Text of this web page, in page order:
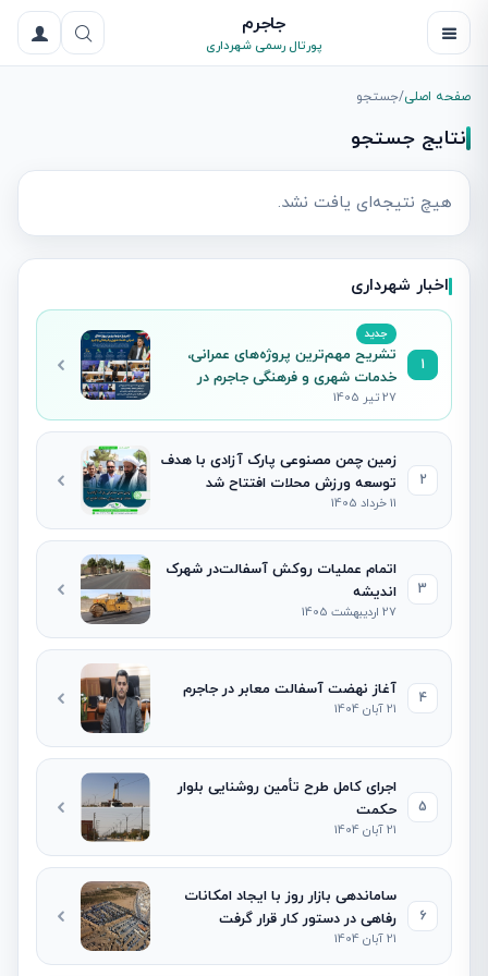
جاجرم
پورتال رسمی شهرداری
صفحه اصلی/جستجو
نتایج جستجو
هیچ نتیجه‌ای یافت نشد.
اخبار شهرداری
1
جدید
تشریح مهم‌ترین پروژه‌های عمرانی،
خدمات شهری و فرهنگی جاجرم در
نشست خبری شهردار
27 تیر 1405
2
زمین چمن مصنوعی پارک آزادی با هدف
توسعه ورزش محلات افتتاح شد
11 خرداد 1405
3
اتمام عملیات روکش آسفالت‌در شهرک
اندیشه
27 اردیبهشت 1405
4 آغاز نهضت آسفالت معابر در جاجرم
21 آبان 1404
5
اجرای کامل طرح تأمین روشنایی بلوار
حکمت
21 آبان 1404
6
ساماندهی بازار روز با ایجاد امکانات
رفاهی در دستور کار قرار گرفت
21 آبان 1404